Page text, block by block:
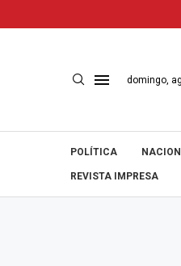
domingo,
POLÍTICA
REVISTA IMPRESA